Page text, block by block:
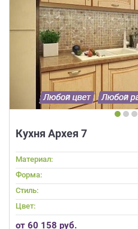
Кухня Архея 7
Материал:
Форма:
Стиль:
Цвет:
от 60 158 руб.